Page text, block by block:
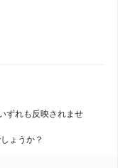
ずれも反映されませ
ょうか？